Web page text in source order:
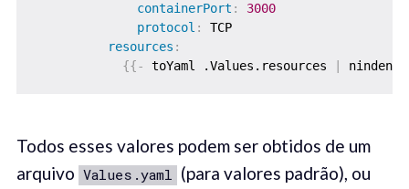
containerPort :
3000
protocol :
TCP
resources :
{{- toYaml .Values.resources nindent
Todos esses valores podem ser obtidos de um
arquivo Values.yaml (para valores padrão), ou